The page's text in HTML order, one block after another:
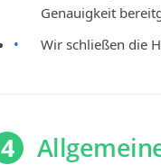
Genauigkeit
•
Wir schließen die
4